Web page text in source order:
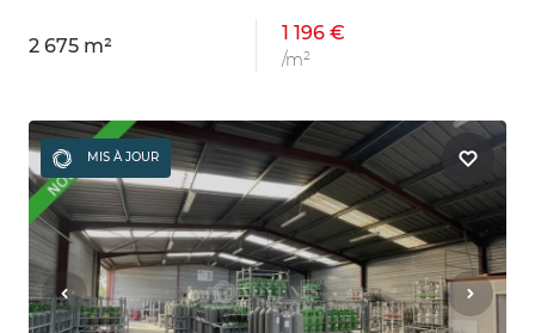
2 675 m²
1 196 €
/m²
MIS À JOUR